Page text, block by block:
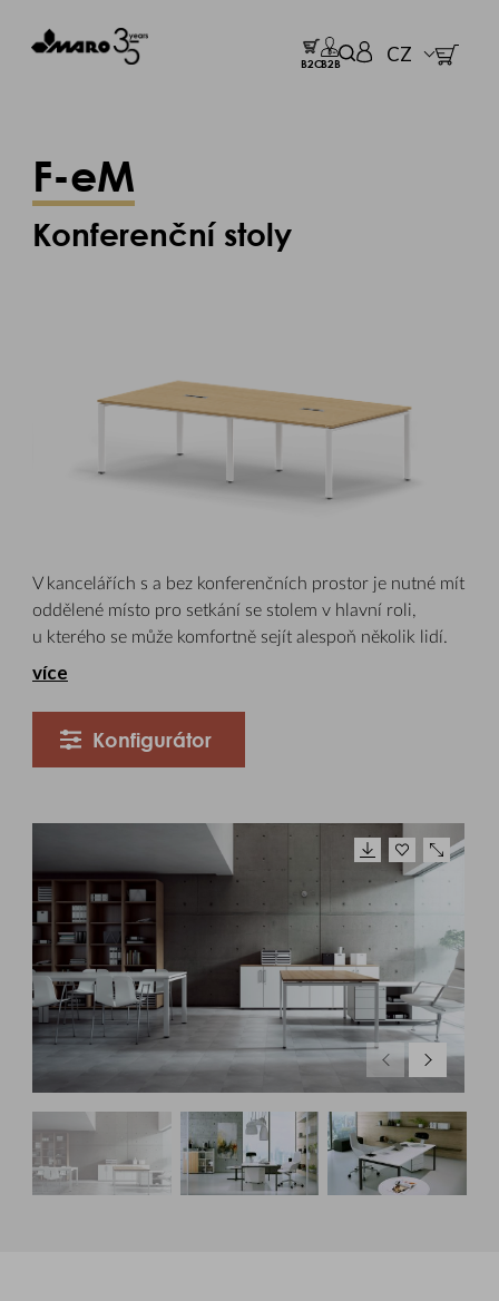
B2CB2B CZ
F-eM
Konferenční stoly
V kancelářích s a bez konferenčních prostor je nutné mít
oddělené místo pro setkání se stolem v hlavní roli,
u kterého se může komfortně sejít alespoň několik lidí.
více
Konfigurátor